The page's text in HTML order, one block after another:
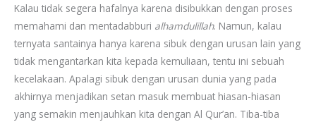
Kalau tidak segera hafalnya karena disibukkan dengan proses
memahami dan mentadabburi alhamdulillah. Namun, kalau
ternyata santainya hanya karena sibuk dengan urusan lain yang
tidak mengantarkan kita kepada kemuliaan, tentu ini sebuah
kecelakaan. Apalagi sibuk dengan urusan dunia yang pada
akhirnya menjadikan setan masuk membuat hiasan-hiasan
yang semakin menjauhkan kita dengan Al Qur’an. Tiba-tiba